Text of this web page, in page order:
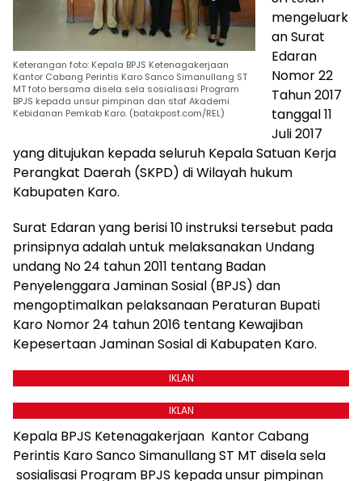
Keterangan foto: Kepala BPJS Ketenagakerjaan
Kantor Cabang Perintis Karo Sanco Simanullang ST
MT foto bersama disela sela sosialisasi Program
BPJS kepada unsur pimpinan dan staf Akademi
Kebidanan Pemkab Karo. (batakpost.com/REL)
mengeluark
an Surat
Edaran
Nomor 22
Tahun 2017
tanggal 11
Juli 2017
yang ditujukan kepada seluruh Kepala Satuan Kerja
Perangkat Daerah (SKPD) di Wilayah hukum
Kabupaten Karo.
Surat Edaran yang berisi 10 instruksi tersebut pada
prinsipnya adalah untuk melaksanakan Undang
undang No 24 tahun 2011 tentang Badan
Penyelenggara Jaminan Sosial (BPJS) dan
mengoptimalkan pelaksanaan Peraturan Bupati
Karo Nomor 24 tahun 2016 tentang Kewajiban
Kepesertaan Jaminan Sosial di Kabupaten Karo.
IKLAN
IKLAN
Kepala BPJS Ketenagakerjaan Kantor Cabang
Perintis Karo Sanco Simanullang ST MT disela sela
sosialisasi Program BPJS kepada unsur pimpinan